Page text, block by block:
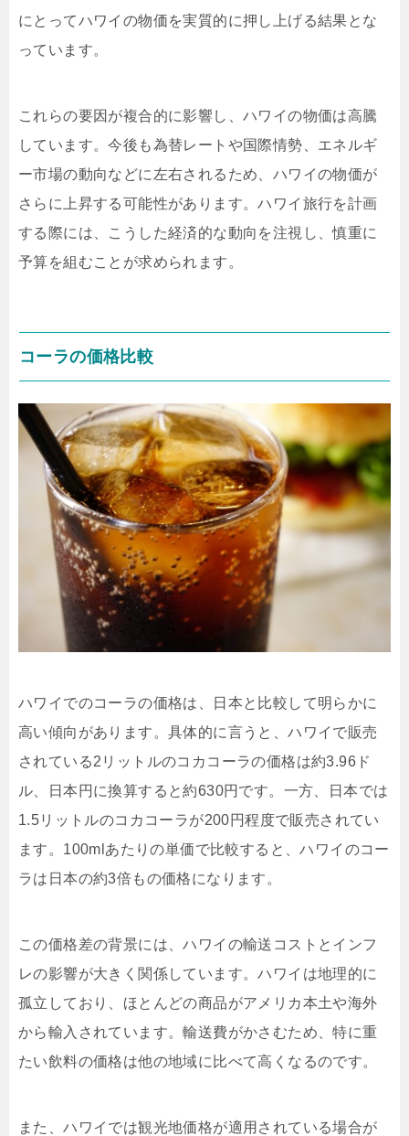
にとってハワイの物価を実質的に押し上げる結果とな
っています。
これらの要因が複合的に影響し、ハワイの物価は高騰
しています。今後も為替レートや国際情勢、エネルギ
ー市場の動向などに左右されるため、ハワイの物価が
さらに上昇する可能性があります。ハワイ旅行を計画
する際には、こうした経済的な動向を注視し、慎重に
予算を組むことが求められます。
コーラの価格比較
ハワイでのコーラの価格は、日本と比較して明らかに
高い傾向があります。具体的に言うと、ハワイで販売
されている2リットルのコカコーラの価格は約3.96ド
ル、日本円に換算すると約630円です。一方、日本では
1.5リットルのコカコーラが200円程度で販売されてい
ます。100mlあたりの単価で比較すると、ハワイのコー
ラは日本の約3倍もの価格になります。
この価格差の背景には、ハワイの輸送コストとインフ
レの影響が大きく関係しています。ハワイは地理的に
孤立しており、ほとんどの商品がアメリカ本土や海外
から輸入されています。輸送費がかさむため、特に重
たい飲料の価格は他の地域に比べて高くなるのです。
また、ハワイでは観光地価格が適用されている場合が